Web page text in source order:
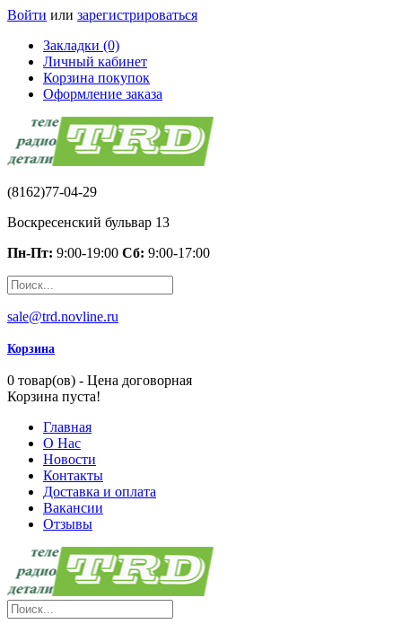
Войти или зарегистрироваться
Закладки (0)
Личный кабинет
Корзина покупок
Оформление заказа
(8162)77-04-29
Воскресенский бульвар 13
Пн-Пт: 9:00-19:00 Сб: 9:00-17:00
sale@trd.novline.ru
Корзина
0 товар(ов) - Цена договорная
Корзина пуста!
Главная
О Нас
Новости
Контакты
Доставка и оплата
Вакансии
Отзывы